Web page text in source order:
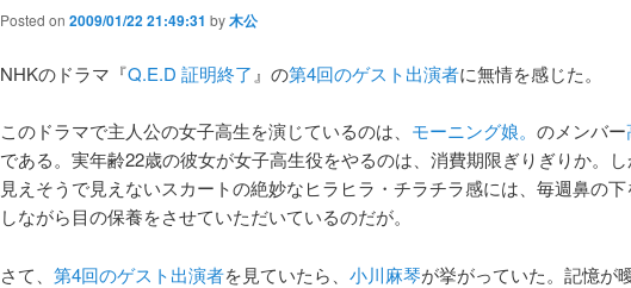
Posted on 2009/01/22 21:49:31 by木公
NHKのドラマ『Q.E.D 証明終了 』の第4回のゲスト出演者に無情を感じた。
このドラマで主人公の女子高生を演じているのは、 モーニング娘。 のメンバー
である。実年齢22歳の彼女が女子高生役をやるのは、消費期限ぎりぎりか。し
見えそうで見えないスカートの絶妙なヒラヒラ・チラチラ感には、毎週鼻の
しながら目の保養をさせていただいているのだが。
さて、 第4回のゲスト出演者を見ていたら、 小川麻琴が挙がっていた。記憶が